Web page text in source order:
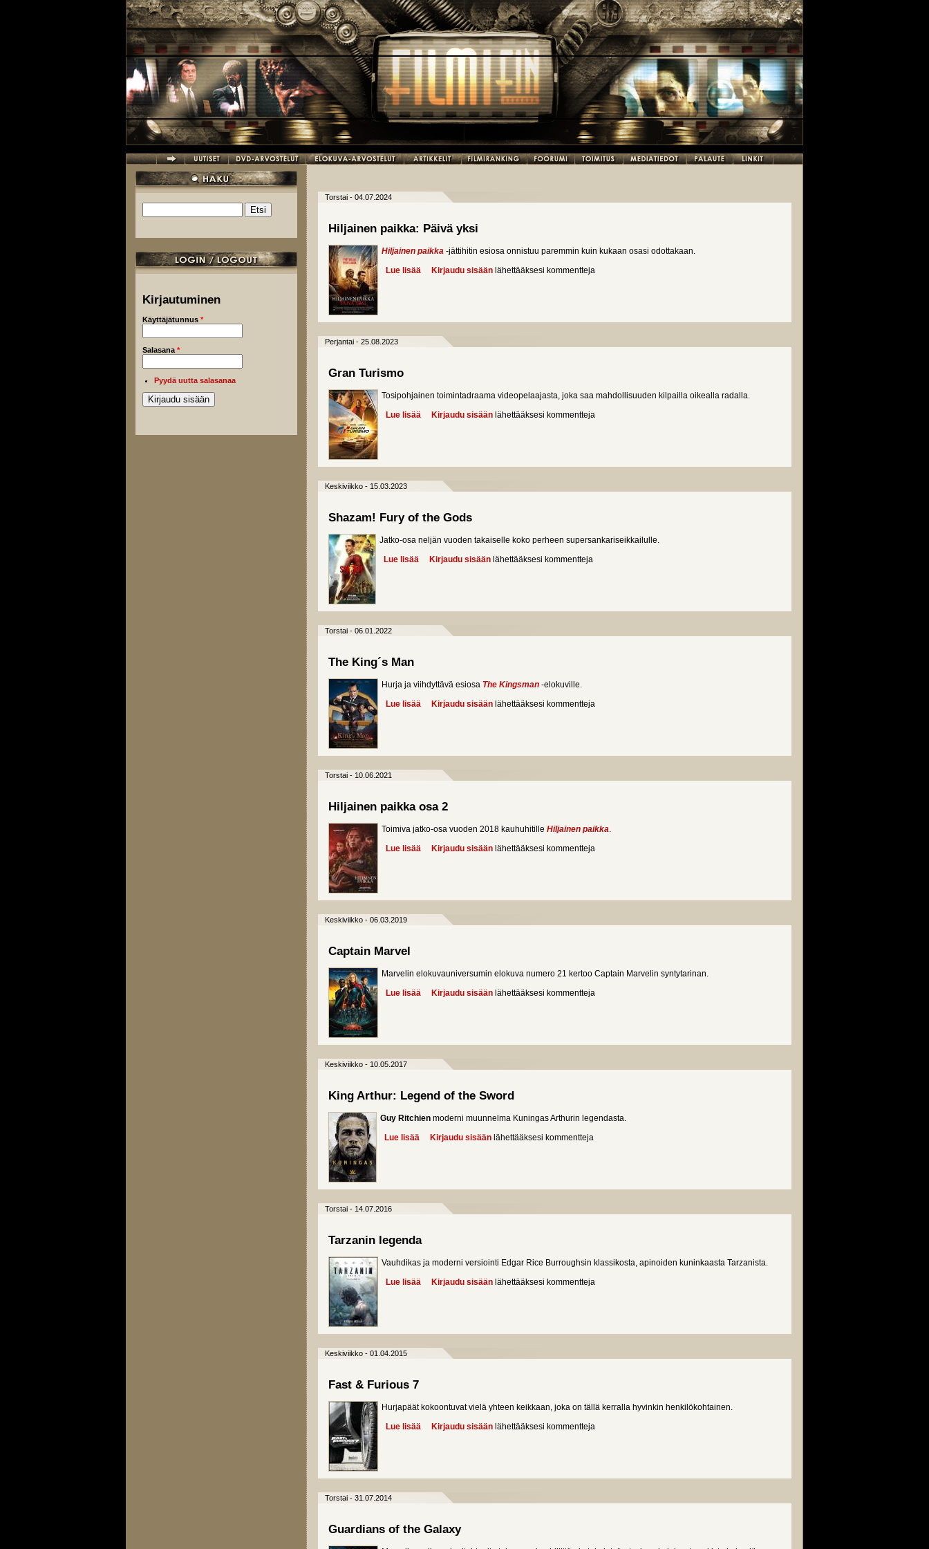
Hakulomake
Kirjautuminen
Käyttäjätunnus *
Salasana *
Pyydä uutta salasanaa
Torstai - 04.07.2024
Hiljainen paikka: Päivä yksi
Hiljainen paikka -jättihitin esiosa onnistuu paremmin kuin kukaan osasi odottakaan.
Lue lisää about Hiljainen paikka: Päivä yksi
Kirjaudu sisään lähettääksesi kommentteja
Perjantai - 25.08.2023
Gran Turismo
Tosipohjainen toimintadraama videopelaajasta, joka saa mahdollisuuden kilpailla oikealla radalla.
Lue lisää about Gran Turismo
Kirjaudu sisään lähettääksesi kommentteja
Keskiviikko - 15.03.2023
Shazam! Fury of the Gods
Jatko-osa neljän vuoden takaiselle koko perheen supersankariseikkailulle.
Lue lisää about Shazam! Fury of the Gods
Kirjaudu sisään lähettääksesi kommentteja
Torstai - 06.01.2022
The King´s Man
Hurja ja viihdyttävä esiosa The Kingsman -elokuville.
Lue lisää about The King´s Man
Kirjaudu sisään lähettääksesi kommentteja
Torstai - 10.06.2021
Hiljainen paikka osa 2
Toimiva jatko-osa vuoden 2018 kauhuhitille Hiljainen paikka.
Lue lisää about Hiljainen paikka osa 2
Kirjaudu sisään lähettääksesi kommentteja
Keskiviikko - 06.03.2019
Captain Marvel
Marvelin elokuvauniversumin elokuva numero 21 kertoo Captain Marvelin syntytarinan.
Lue lisää about Captain Marvel
Kirjaudu sisään lähettääksesi kommentteja
Keskiviikko - 10.05.2017
King Arthur: Legend of the Sword
Guy Ritchien moderni muunnelma Kuningas Arthurin legendasta.
Lue lisää about King Arthur: Legend of the Sword
Kirjaudu sisään lähettääksesi kommentteja
Torstai - 14.07.2016
Tarzanin legenda
Vauhdikas ja moderni versiointi Edgar Rice Burroughsin klassikosta, apinoiden kuninkaasta Tarzanista.
Lue lisää about Tarzanin legenda
Kirjaudu sisään lähettääksesi kommentteja
Keskiviikko - 01.04.2015
Fast & Furious 7
Hurjapäät kokoontuvat vielä yhteen keikkaan, joka on tällä kerralla hyvinkin henkilökohtainen.
Lue lisää about Fast & Furious 7
Kirjaudu sisään lähettääksesi kommentteja
Torstai - 31.07.2014
Guardians of the Galaxy